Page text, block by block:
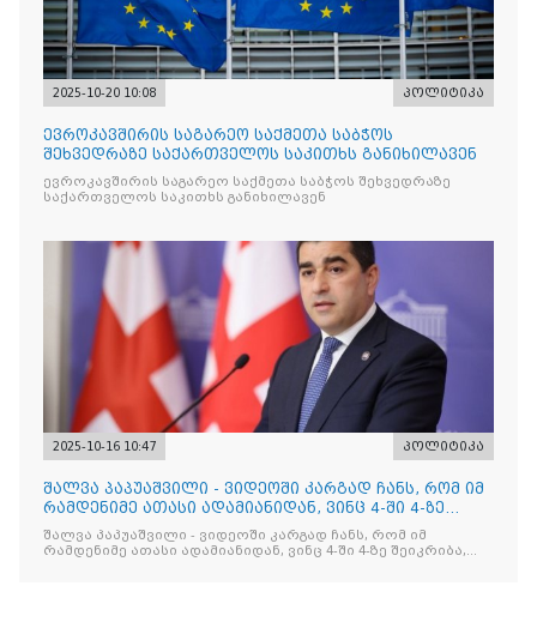
2025-10-20 10:08 პოლიტიკა
ევროკავშირის საგარეო საქმეთა საბჭოს
შეხვედრაზე საქართველოს საკითხს განიხილავენ
ევროკავშირის საგარეო საქმეთა საბჭოს შეხვედრაზე
საქართველოს საკითხს განიხილავენ
2025-10-16 10:47 პოლიტიკა
შალვა პაპუაშვილი - ვიდეოში კარგად ჩანს, რომ იმ
რამდენიმე ათასი ადამიანიდან, ვინც 4-ში 4-ზე
შეიკრიბა,
შალვა პაპუაშვილი - ვიდეოში კარგად ჩანს, რომ იმ
რამდენიმე ათასი ადამიანიდან, ვინც 4-ში 4-ზე შეიკრიბა,